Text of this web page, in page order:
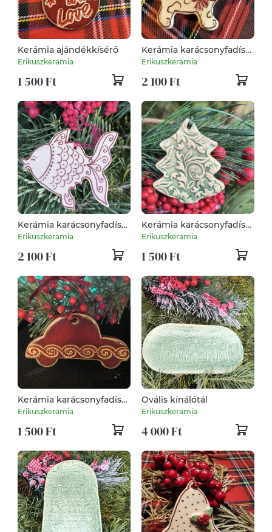
Kerámia ajándékkísérő
Erikuszkeramia
1 500 Ft
Kerámia karácsonyfadísz
kiskutya
Erikuszkeramia
2 100 Ft
Kerámia karácsonyfadísz
halacska
Erikuszkeramia
2 100 Ft
Kerámia karácsonyfadísz
fenyőfa
Erikuszkeramia
1 500 Ft
Kerámia karácsonyfadísz
kisautó
Erikuszkeramia
1 500 Ft
Ovális kínálótál
Erikuszkeramia
4 000 Ft